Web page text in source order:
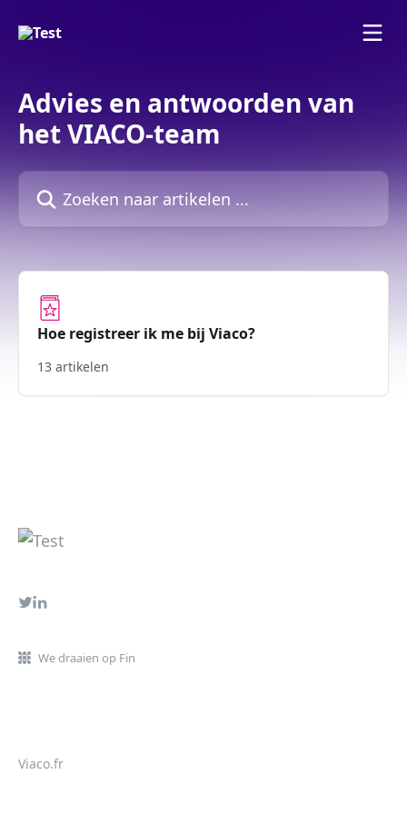
Advies en antwoorden van
het VIACO-team
Zoeken naar artikelen ...
Hoe registreer ik me bij Viaco?
13 artikelen
We draaien op Fin
Viaco.fr